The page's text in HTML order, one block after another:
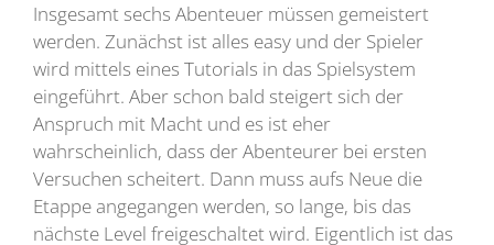
Insgesamt sechs Abenteuer müssen gemeistert
werden. Zunächst ist alles easy und der Spieler
wird mittels eines Tutorials in das Spielsystem
eingeführt. Aber schon bald steigert sich der
Anspruch mit Macht und es ist eher
wahrscheinlich, dass der Abenteurer bei ersten
Versuchen scheitert. Dann muss aufs Neue die
Etappe angegangen werden, so lange, bis das
nächste Level freigeschaltet wird. Eigentlich ist das